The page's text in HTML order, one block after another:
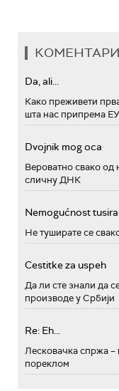
КОМЕНТАРИ
Da, ali...
Како преживети
шта нас припрема ЕУ
Dvojnik mog oca
Вероватно свако од
сличну ДНК
Nemogućnost
Не туширате се
Cestitke za uspeh
Да ли сте знали да
производе у Србији
Re: Eh...
Лесковачка спржа
пореклом